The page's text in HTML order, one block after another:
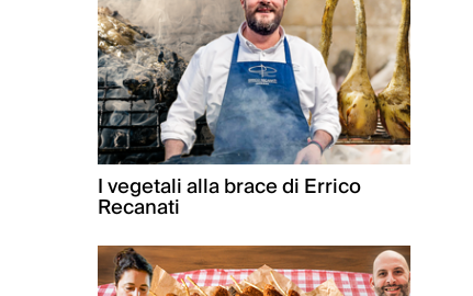
I vegetali alla brace di Errico
Recanati